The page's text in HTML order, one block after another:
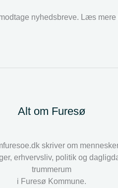
nyhedsbreve. Læs mere
Alt om Furesø
skriver om
erhvervsliv, politik og
trummerum
i Furesø Kommune.